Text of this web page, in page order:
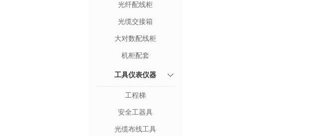
光纤配线柜
光缆交接箱
大对数配线柜
机柜配套
工具仪表仪器
工程梯
安全工器具
光缆布线工具